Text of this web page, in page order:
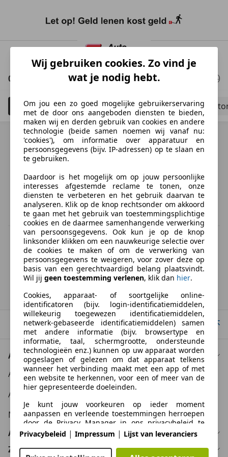
Ga
hoofdinhoud
0 Resultaten voor uw zoekopdracht
Filteren 5 Bedrijfswagen Schadeauto's
Ontdek vergelijkbare voertuigen
Niet precies je zoekopdracht, maar misschien wel de
perfecte match.
BTW verrekenbaar
Specificatie van de fabrikant voor nieuwe voertuigen. Afhankelijk van de
kilometerstand, het rijgedrag, de leeftijd van de batterij en het
laadgedrag, kan de radius van occasies aanzienlijk variëren.
Homepage
Naar boven
Auto kopen
Auto kooptips
Auto zoektips
Meer informatie
Auto verkopen
Zakelijk
Wij gebruiken cookies. Zo vind je
wat je nodig hebt.
Om jou een zo goed mogelijke gebruikerservaring
met de door ons aangeboden diensten te bieden,
maken wij en derden gebruik van cookies en andere
technologie (beide samen noemen wij vanaf nu:
'cookies'), om informatie over apparatuur en
persoonsgegevens (bijv. IP-adressen) op te slaan en
te gebruiken.
Daardoor is het mogelijk om op jouw persoonlijke
interesses afgestemde reclame te tonen, onze
diensten te verbeteren en het gebruik daarvan te
analyseren. Klik op de knop rechtsonder om akkoord
te gaan met het gebruik van toestemmingsplichtige
cookies en de daarmee samenhangende verwerking
van persoonsgegevens. Ook kun je op de knop
linksonder klikken om een nauwkeurige selectie over
de cookies te maken of om de verwerking van
persoonsgegevens te weigeren, voor zover deze op
basis van een gerechtvaardigd belang plaatsvindt.
Wil jij geen toestemming verlenen, klik dan hier.
Cookies, apparaat- of soortgelijke online-
identificatoren (bijv. login-identificatiemiddelen,
willekeurig toegewezen identificatiemiddelen,
netwerk-gebaseerde identificatiemiddelen) samen
met andere informatie (bijv. browsertype en
informatie, taal, schermgrootte, ondersteunde
technologieën enz.) kunnen op uw apparaat worden
opgeslagen of gelezen om dat apparaat telkens
wanneer het verbinding maakt met een app of met
een website te herkennen, voor een of meer van de
hier gepresenteerde doeleinden.
Je kunt jouw voorkeuren op ieder moment
aanpassen en verleende toestemmingen herroepen
door de Privacy Manager in ons privacybeleid te
bezoeken.
Privacybeleid | Impressum | Lijst van leveranciers